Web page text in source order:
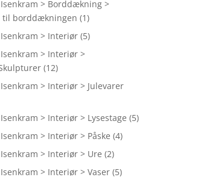
> Borddækning >
til borddækningen (1)
> Interiør (5)
> Interiør >
(12)
> Interiør > Julevarer
> Interiør > Lysestage (5)
> Interiør > Påske (4)
> Interiør > Ure (2)
> Interiør > Vaser (5)